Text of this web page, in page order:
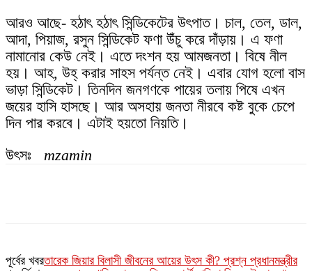
আরও আছে- হঠাৎ হঠাৎ সিন্ডিকেটের উৎপাত। চাল, তেল, ডাল,
আদা, পিয়াজ, রসুন সিন্ডিকেট ফণা উঁচু করে দাঁড়ায়। এ ফণা
নামানোর কেউ নেই। এতে দংশন হয় আমজনতা। বিষে নীল
হয়। আহ, উহ্ করার সাহস পর্যন্ত নেই। এবার যোগ হলো বাস
ভাড়া সিন্ডিকেট। তিনদিন জনগণকে পায়ের তলায় পিষে এখন
জয়ের হাসি হাসছে। আর অসহায় জনতা নীরবে কষ্ট বুকে চেপে
দিন পার করবে। এটাই হয়তো নিয়তি।
উৎসঃ mzamin
পূর্বের খবরতারেক জিয়ার বিলাসী জীবনের আয়ের উৎস কী? প্রশ্ন প্রধানমন্ত্রীর